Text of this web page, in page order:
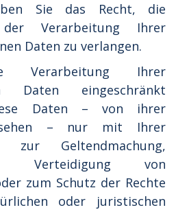
Sie das Recht, die
der Verarbeitung Ihrer
Daten zu verlangen.
Ihrer
Daten eingeschränkt
Daten – von ihrer
– nur mit Ihrer
zur Geltendmachung,
Verteidigung von
zum Schutz der Rechte
oder juristischen